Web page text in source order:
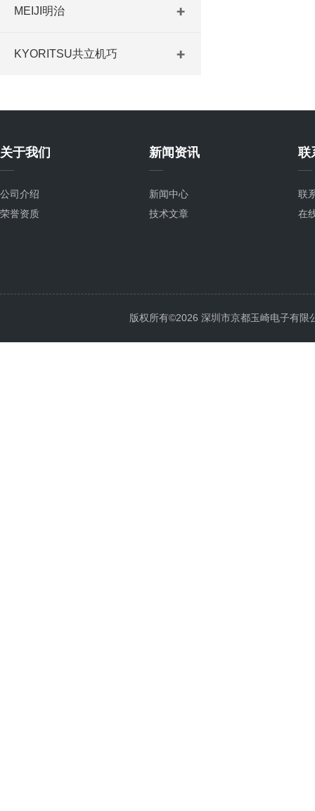
MEIJI明治
KYORITSU共立机巧
关于我们
公司介绍
荣誉资质
新闻资讯
新闻中心
技术文章
联
联
在
版权所有©2026 深圳市京都玉崎电子有